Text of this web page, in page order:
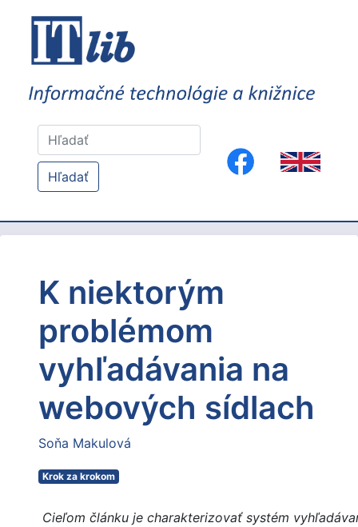
Hľadať
K niektorým
problémom
vyhľadávania na
webových sídlach
Soňa Makulová
Krok za krokom
Cieľom článku je charakterizovať systém